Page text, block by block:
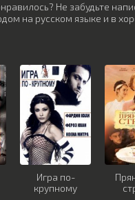
Не забудьте
на русском языке и в
Игра по-
крупному